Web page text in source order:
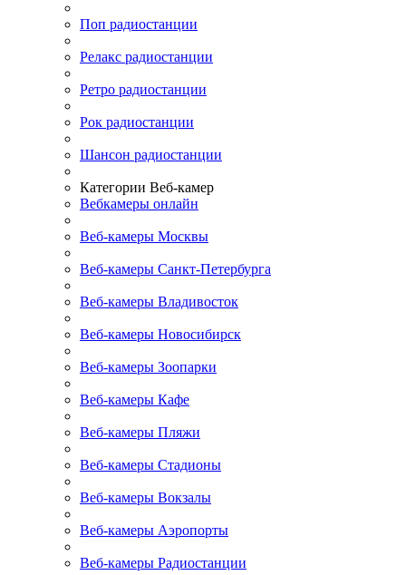
Поп радиостанции
Релакс радиостанции
Ретро радиостанции
Рок радиостанции
Шансон радиостанции
Категории Веб-камер
Вебкамеры онлайн
Веб-камеры Москвы
Веб-камеры Санкт-Петербурга
Веб-камеры Владивосток
Веб-камеры Новосибирск
Веб-камеры Зоопарки
Веб-камеры Кафе
Веб-камеры Пляжи
Веб-камеры Стадионы
Веб-камеры Вокзалы
Веб-камеры Аэропорты
Веб-камеры Радиостанции